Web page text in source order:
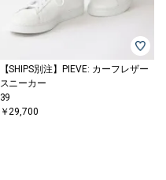
【SHIPS別注】PIEVE: カーフレザー
スニーカー
39
￥29,700